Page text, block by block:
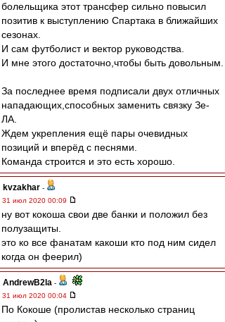
болельщика этот трансфер сильно повысил
позитив к выступлению Спартака в ближайших
сезонах.
И сам футболист и вектор руководства.
И мне этого достаточно,чтобы быть довольным.
За последнее время подписали двух отличных
нападающих,способных заменить связку Зе-
ЛА.
Ждем укрепления ещё пары очевидных
позиций и вперёд с песнями.
Команда строится и это есть хорошо.
kvzakhar -
31 июл 2020 00:09
ну вот кокоша свои две банки и положил без
полузащиты.
это ко все фанатам какоши кто под ним сидел
когда он феерил)
AndrewB2la -
31 июл 2020 00:04
По Кокоше (пролистав несколько страниц